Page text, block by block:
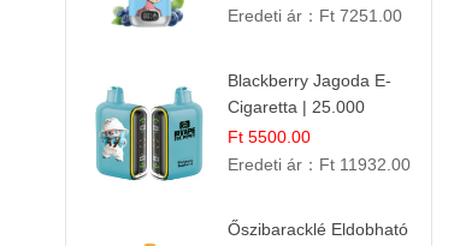
Málna Íz
Eredeti ár： Ft 7251.00
Blackberry Jagoda E-
Cigaretta | 25.000
Szívás | Ízesített E-
Liquid
Ft 5500.00
Eredeti ár： Ft 11932.00
Őszibaracklé Eldobható